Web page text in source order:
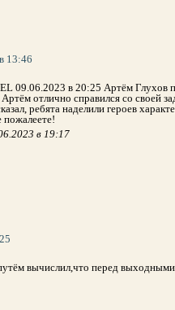
13:46
09.06.2023 в 20:25 Артём Глухов
отлично справился со своей
ребята наделили героев
пожалеете!
в 19:17
вычислил,что перед